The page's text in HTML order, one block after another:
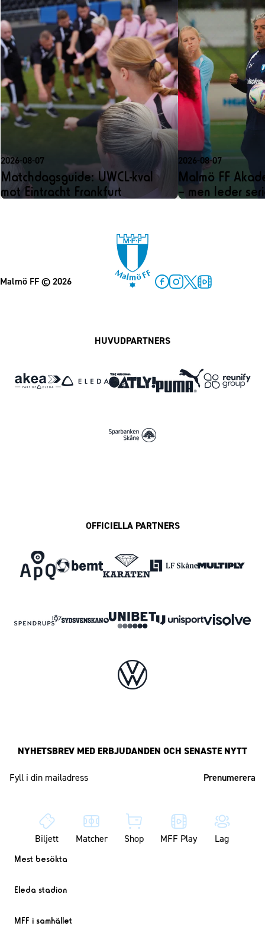
2026-08-07
Matchdagsguide: UWCL-kval
mot Eintracht Frankfurt
2026-08-07
Malmö FF
– men leder
Malmö FF© 2026
HUVUDPARTNERS
OFFICIELLA PARTNERS
NYHETSBREV MED ERBJUDANDEN OCH SENASTE NYTT
Biljett Matcher Shop MFF Play Lag
Mest besökta
Eleda stadion
MFF i samhället